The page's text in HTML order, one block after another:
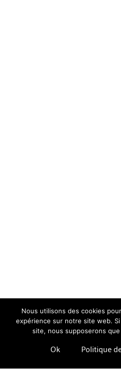
Nous utilisons des cookies
expérience sur notre site web.
site, nous supposerons
Ok Politique